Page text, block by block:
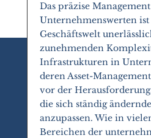
Das präzise
Unternehmenswerten
Geschäftswelt
zunehmenden
Infrastrukturen in
deren Asset-
vor der
die sich ständig
anzupassen. Wie in
Bereichen der